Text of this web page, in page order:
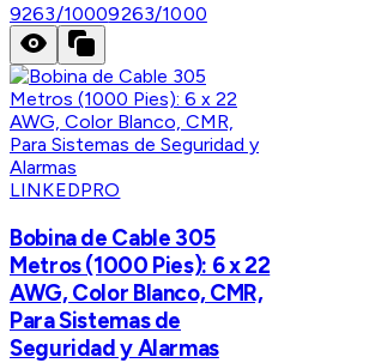
9263/10009263/1000
LINKEDPRO
Bobina de Cable 305
Metros (1000 Pies): 6 x 22
AWG, Color Blanco, CMR,
Para Sistemas de
Seguridad y Alarmas